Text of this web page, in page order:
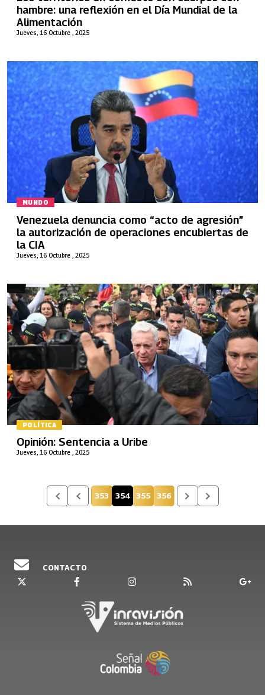
Jueves, 16 Octubre , 2025
hambre: una reflexión en el Día Mundial de la
Alimentación
MUNDO
Jueves, 16 Octubre , 2025
Venezuela denuncia como “acto de agresión”
la autorización de operaciones encubiertas de
la CIA
POLÍTICA
Jueves, 16 Octubre , 2025
Opinión: Sentencia a Uribe
Página
353 Página actual
354 Página
355 Página
356
CONTACTO